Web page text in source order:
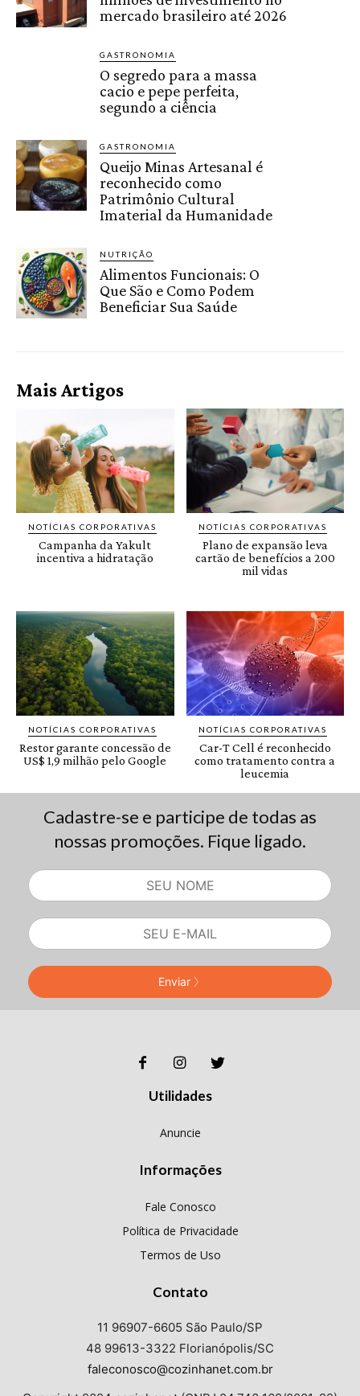
Cadastre-se e participe de todas as
nossas promoções. Fique ligado.
Enviar
Utilidades
Anuncie
Informações
Fale Conosco
Política de Privacidade
Termos de Uso
Contato
11 96907-6605 São Paulo/SP
48 99613-3322 Florianópolis/SC
faleconosco@cozinhanet.com.br